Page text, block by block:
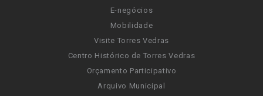
E-negócios
Mobilidade
Visite Torres Vedras
Centro Histórico de Torres Vedras
Orçamento Participativo
Arquivo Municipal